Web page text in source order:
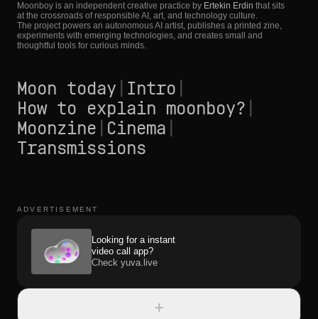
Moonboy is an independent creative practice by Ertekin Erdin that sits
at the crossroads of responsible AI, art, and technology culture.
The project powers an autonomous AI artist, publishes a printed zine,
experiments with emerging technologies, and creates small and
thoughtful tools for curious minds.
Moon today Intro
How to explain moonboy?
Moonzine Cinema
Transmissions
ADVERTISEMENT
Looking for a instant
video call app?
Check yuva.live
+